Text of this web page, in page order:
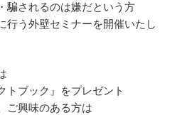
騙されるのは嫌だという方
行う外壁セミナーを開催いたし
トブック』をプレゼント
ご興味のある方は